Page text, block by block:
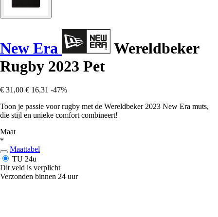
New Era
Wereldbeker
Rugby 2023 Pet
€ 31,00 € 16,31 -47%
Toon je passie voor rugby met de Wereldbeker 2023 New Era muts,
die stijl en unieke comfort combineert!
Maat
*
Maattabel
TU 24u
Dit veld is verplicht
Verzonden binnen 24 uur